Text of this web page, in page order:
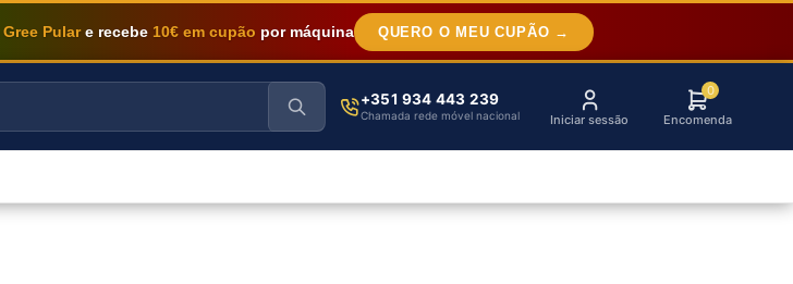
Gree Pulare recebe 10€ em cupão por máquina QUERO O MEU CUPÃO →
+351 934 443 239
Chamada rede móvel nacional Iniciar sessão
0
Encomenda